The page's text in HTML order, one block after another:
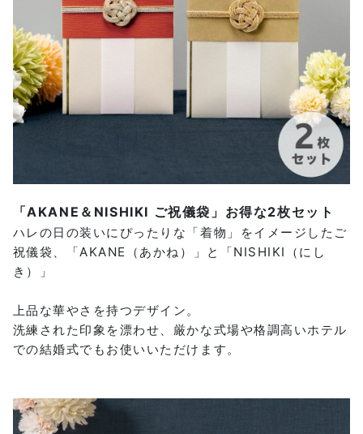
「AKANE＆NISHIKI ご祝儀袋」お得な2枚セット
ハレの日の装いにぴったりな「着物」をイメージしたご
祝儀袋、「AKANE（あかね）」と「NISHIKI（にし
き）」
上品な華やさを持つデザイン。
洗練された印象を漂わせ、厳かな式場や格調高いホテル
での結婚式でもお使いいただけます。